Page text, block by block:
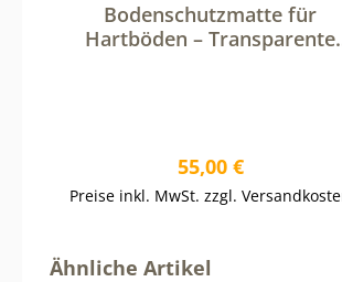
Bodenschutzmatte für
Hartböden – Transparente
Regulärer Preis:
55,00 €
Preise inkl. MwSt. zzgl.
Produktgalerie überspringen
Ähnliche Artikel